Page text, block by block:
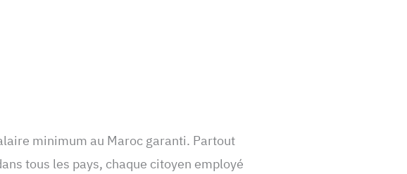
minimum au Maroc garanti. Partout
tous les pays, chaque citoyen employé